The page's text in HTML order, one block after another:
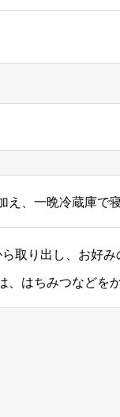
え、一晩冷蔵庫で寝
取り出し、お好み
、はちみつなどを